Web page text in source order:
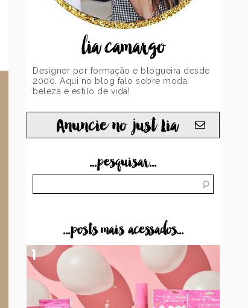
lia camargo
Designer por formação e blogueira desde
2000. Aqui no blog falo sobre moda,
beleza e estilo de vida!
Anuncie no just Lia
...pesquisar...
...posts mais acessados...
1